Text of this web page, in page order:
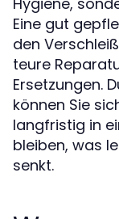
Eine gut
den
teure
Ersetzungen.
können Sie
langfristig in
bleiben, was
senkt.